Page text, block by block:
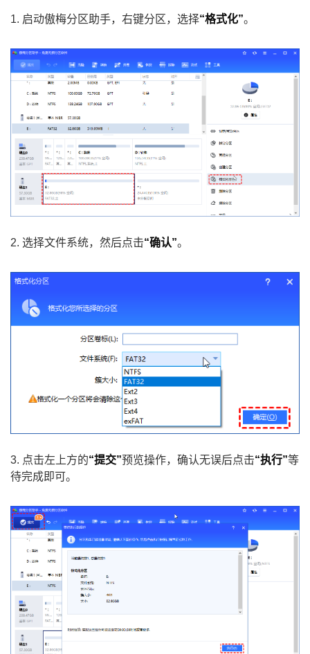
1. 启动傲梅分区助手，右键分区，选择“格式化”。
2. 选择文件系统，然后点击“确认”。
3. 点击左上方的“提交”预览操作，确认无误后点击“执行”等
待完成即可。